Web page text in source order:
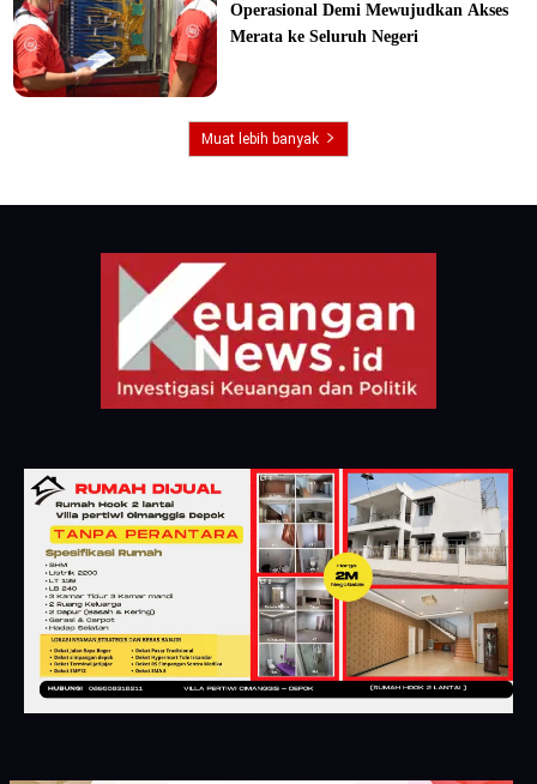
Operasional Demi Mewujudkan Akses
Merata ke Seluruh Negeri
Muat lebih banyak